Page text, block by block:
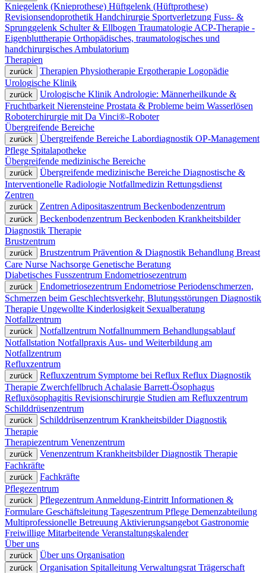
Kniegelenk (Knieprothese) Hüftgelenk (Hüftprothese)
Revisionsendoprothetik Handchirurgie Sportverletzung Fuss- &
Sprunggelenk Schulter & Ellbogen Traumatologie ACP-Therapie -
Eigenbluttherapie Orthopädisches, traumatologisches und
handchirurgisches Ambulatorium
Therapien
zurück Therapien Physiotherapie Ergotherapie Logopädie
Urologische Klinik
zurück Urologische Klinik Andrologie: Männerheilkunde &
Fruchtbarkeit Nierensteine Prostata & Probleme beim Wasserlösen
Roboterchirurgie mit Da Vinci®-Roboter
Übergreifende Bereiche
zurück Übergreifende Bereiche Labordiagnostik OP-Management
Pflege Spitalapotheke
Übergreifende medizinische Bereiche
zurück Übergreifende medizinische Bereiche Diagnostische &
Interventionelle Radiologie Notfallmedizin Rettungsdienst
Zentren
zurück Zentren Adipositaszentrum Beckenbodenzentrum
zurück Beckenbodenzentrum Beckenboden Krankheitsbilder
Diagnostik Therapie
Brustzentrum
zurück Brustzentrum Prävention & Diagnostik Behandlung Breast
Care Nurse Nachsorge Genetische Beratung
Diabetisches Fusszentrum Endometriosezentrum
zurück Endometriosezentrum Endometriose Periodenschmerzen,
Schmerzen beim Geschlechtsverkehr, Blutungsstörungen Diagnostik
Therapie Ungewollte Kinderlosigkeit Sexualberatung
Notfallzentrum
zurück Notfallzentrum Notfallnummern Behandlungsablauf
Notfallstation Notfallpraxis Aus- und Weiterbildung am
Notfallzentrum
Refluxzentrum
zurück Refluxzentrum Symptome bei Reflux Reflux Diagnostik
Therapie Zwerchfellbruch Achalasie Barrett-Ösophagus
Refluxösophagitis Revisionschirurgie Studien am Refluxzentrum
Schilddrüsenzentrum
zurück Schilddrüsenzentrum KrankheitsbilderDiagnostik
Therapie
Therapiezentrum Venenzentrum
zurück Venenzentrum KrankheitsbilderDiagnostik Therapie
Fachkräfte
zurück
Fachkräfte
Pflegezentrum
zurück Pflegezentrum Anmeldung-Eintritt Informationen &
Formulare Geschäftsleitung Tageszentrum Pflege Demenzabteilung
Multiprofessionelle Betreuung Aktivierungsangebot Gastronomie
Freiwillige Mitarbeitende Veranstaltungskalender
Über uns
zurück Über uns Organisation
zurück Organisation Spitalleitung Verwaltungsrat Trägerschaft